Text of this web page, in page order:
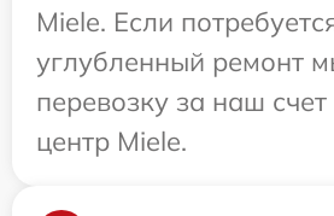
Miele. Если
углубленный ремонт
перевозку за наш
центр Miele.